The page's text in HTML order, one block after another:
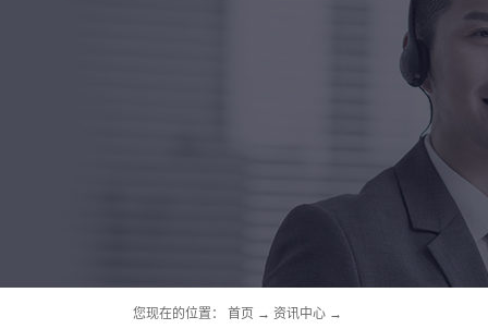
您现在的位置： 首页 → 资讯中心 →